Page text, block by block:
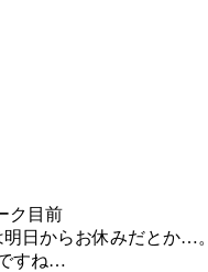
ク目前
日からお休みだとか…。
すね…